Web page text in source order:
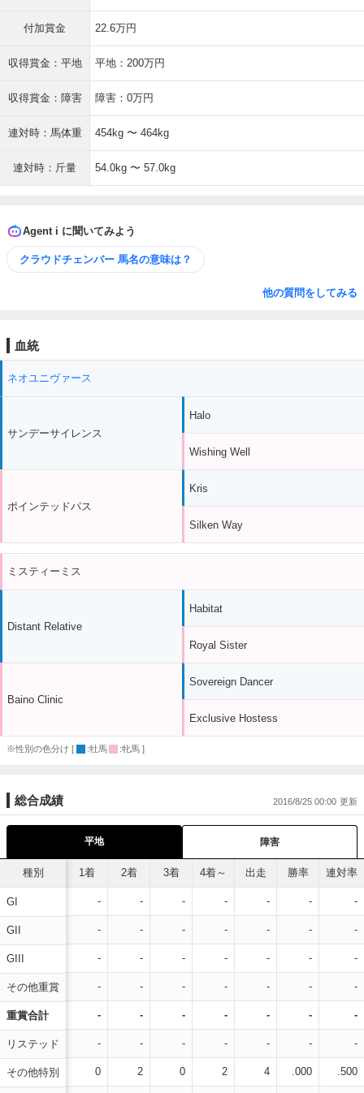
付加賞金 22.6万円
収得賞金：平地 平地：200万円
収得賞金：障害 障害：0万円
連対時：馬体重 454kg 〜 464kg
連対時：斤量 54.0kg 〜 57.0kg
Agent i に聞いてみよう
クラウドチェンバー 馬名の意味は？
他の質問をしてみる
血統
ネオユニヴァース
サンデーサイレンス
ポインテッドパス
Halo
Wishing Well
Kris
Silken Way
ミスティーミス
Distant Relative
Baino Clinic
Habitat
Royal Sister
Sovereign Dancer
Exclusive Hostess
※性別の色分け [ :牡馬 :牝馬 ]
総合成績 2016/8/25 00:00
平地 障害
種別
GI
GII
GIII
その他重賞
重賞合計
リステッド
その他特別
1着 2着 3着 4着～ 出走 勝率 連対率
- - - - - - -
- - - - - - -
- - - - - - -
- - - - - - -
- - - - - - -
- - - - - - -
0 2 0 2 4 .000 .500